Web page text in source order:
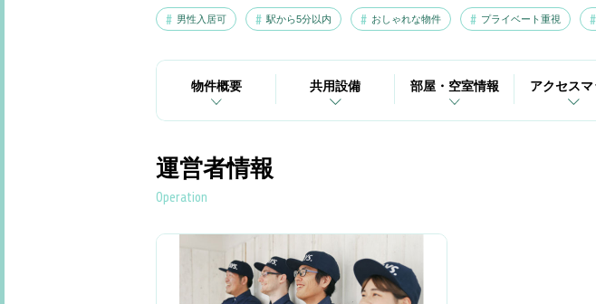
男性入居可 駅から5分以内 おしゃれな物件 プライベート重視
物件概要 共用設備 部屋・空室情報 アクセスマ
運営者情報
Operation